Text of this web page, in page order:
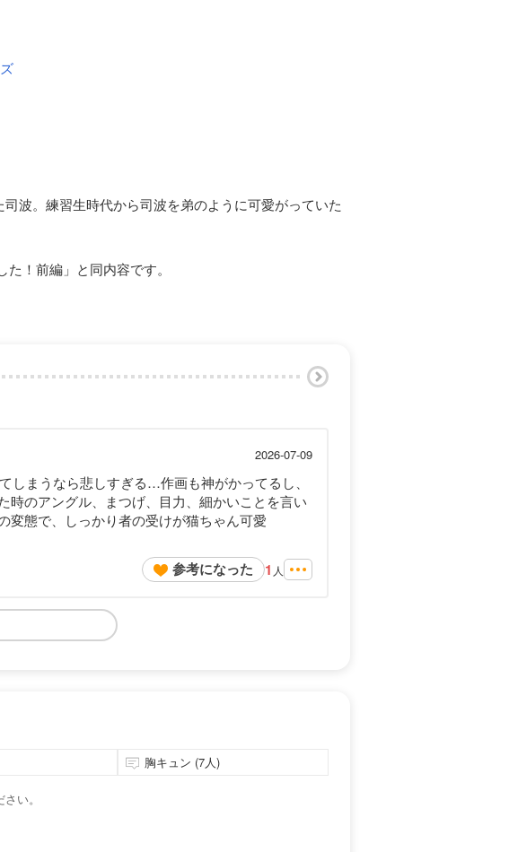
波。練習生時代から司波を弟のように可愛がっていた
！前編」と同内容です。
2026-07-09
しまうなら悲しすぎる…作画も神がかってるし、
時のアングル、まつげ、目力、細かいことを言い
態で、しっかり者の受けが猫ちゃん可愛
参考になった 1 人
胸キュン (7人)
い。